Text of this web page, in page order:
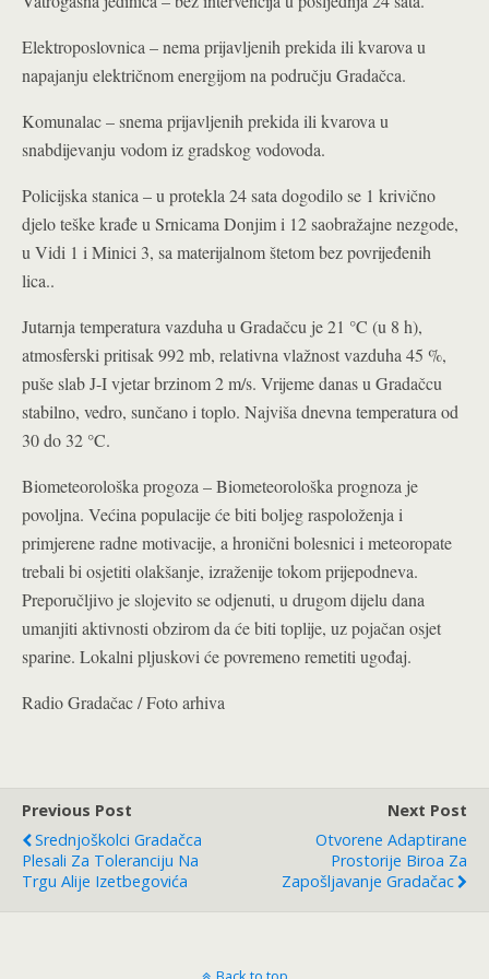
Elektroposlovnica – nema prijavljenih prekida ili kvarova u
napajanju električnom energijom na području Gradačca.
Komunalac – snema prijavljenih prekida ili kvarova u
snabdijevanju vodom iz gradskog vodovoda.
Policijska stanica – u protekla 24 sata dogodilo se 1 krivično
djelo teške krađe u Srnicama Donjim i 12 saobražajne nezgode,
u Vidi 1 i Minici 3, sa materijalnom štetom bez povrijeđenih
lica..
Jutarnja temperatura vazduha u Gradačcu je 21 °C (u 8 h),
atmosferski pritisak 992 mb, relativna vlažnost vazduha 45 %,
puše slab J-I vjetar brzinom 2 m/s. Vrijeme danas u Gradačcu
stabilno, vedro, sunčano i toplo. Najviša dnevna temperatura od
30 do 32 °C.
Biometeorološka progoza – Biometeorološka prognoza je
povoljna. Većina populacije će biti boljeg raspoloženja i
primjerene radne motivacije, a hronični bolesnici i meteoropate
trebali bi osjetiti olakšanje, izraženije tokom prijepodneva.
Preporučljivo je slojevito se odjenuti, u drugom dijelu dana
umanjiti aktivnosti obzirom da će biti toplije, uz pojačan osjet
sparine. Lokalni pljuskovi će povremeno remetiti ugođaj.
Radio Gradačac / Foto arhiva
Previous Post
Srednjoškolci Gradačca
Plesali Za Toleranciju Na
Trgu Alije Izetbegovića
Next Post
Otvorene Adaptirane
Prostorije Biroa Za
Zapošljavanje Gradačac